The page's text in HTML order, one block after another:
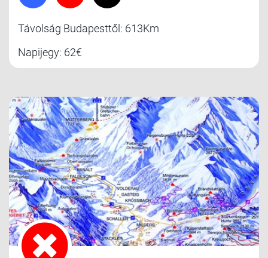
Távolság Budapesttől: 613Km
Napijegy: 62€